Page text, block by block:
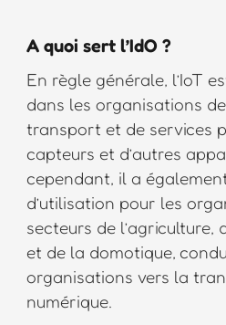
A quoi sert l’IdO ?
En règle générale, l’IoT
dans les organisations
transport et de services
capteurs et d’autres
cependant, il a
d’utilisation pour les
secteurs de
et de la domotique,
organisations vers la
numérique.